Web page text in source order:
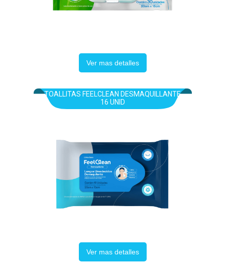
Ver mas detalles
TOALLITAS FEELCLEAN DESMAQUILLANTE
16 UNID
Ver mas detalles